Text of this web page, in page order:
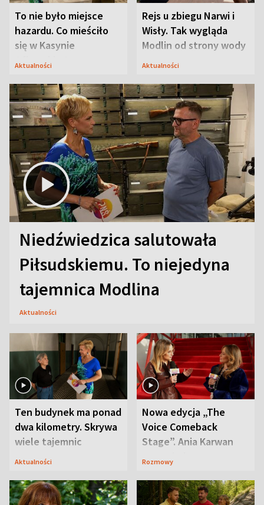
To nie było miejsce
hazardu. Co mieściło
się w Kasynie
Oficerskim?
Aktualności
Rejs u zbiegu Narwi i
Wisły. Tak wygląda
Modlin od strony wody
Aktualności
Niedźwiedzica salutowała
Piłsudskiemu. To niejedyna
tajemnica Modlina
Aktualności
Ten budynek ma ponad
dwa kilometry. Skrywa
wiele tajemnic
Aktualności
Nowa edycja „The
Voice Comeback
Stage”. Ania Karwan
zapowiada
Rozmowy